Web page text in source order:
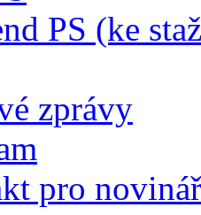
PS (ke
zprávy
pro